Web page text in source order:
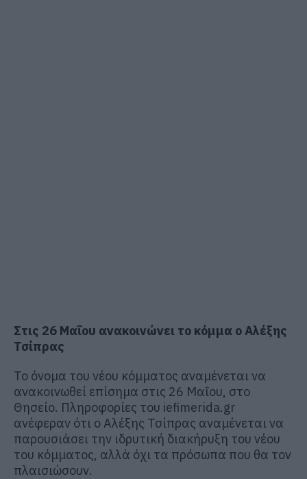
Στις 26 Μαΐου ανακοινώνει το κόμμα ο Αλέξης
Τσίπρας
Το όνομα του νέου κόμματος αναμένεται να
ανακοινωθεί επίσημα στις 26 Μαΐου, στο
Θησείο. Πληροφορίες του iefimerida.gr
ανέφεραν ότι ο Αλέξης Τσίπρας αναμένεται να
παρουσιάσει την ιδρυτική διακήρυξη του νέου
του κόμματος, αλλά όχι τα πρόσωπα που θα τον
πλαισιώσουν.